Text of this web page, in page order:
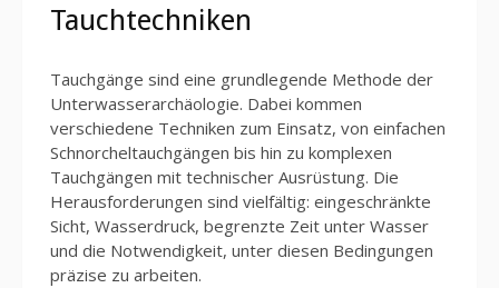
Tauchtechniken
Tauchgänge sind eine grundlegende Methode der
Unterwasserarchäologie. Dabei kommen
verschiedene Techniken zum Einsatz, von einfachen
Schnorcheltauchgängen bis hin zu komplexen
Tauchgängen mit technischer Ausrüstung. Die
Herausforderungen sind vielfältig: eingeschränkte
Sicht, Wasserdruck, begrenzte Zeit unter Wasser
und die Notwendigkeit, unter diesen Bedingungen
präzise zu arbeiten.